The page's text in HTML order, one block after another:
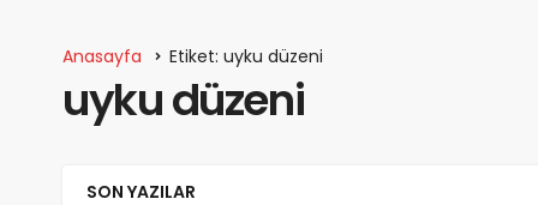
Anasayfa Etiket: uyku düzeni
uyku düzeni
SON YAZILAR